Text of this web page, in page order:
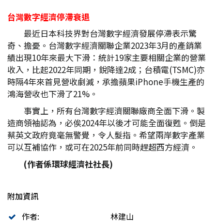
台灣數字經濟停滯衰退
最近日本科技界對台灣數字經濟發展停滯表示驚
奇、擔憂。台灣數字經濟關聯企業2023年3月的產銷業
績出現10年來最大下滑：統計19家主要相關企業的營業
收入，比起2022年同期，銳降達2成；台積電(TSMC)亦
時隔4年來首見營收劇減，承擔蘋果iPhone手機生產的
鴻海營收也下滑了21%。
事實上，所有台灣數字經濟關聯廠商全面下滑。製
造商領袖認為，必俟2024年以後才可能全面復甦。倒是
蔡英文政府竟毫無警覺，令人髮指。希望兩岸數字產業
可以互補協作，或可在2025年前同時趕超西方經濟。
(作者係環球經濟社社長)
附加資訊
作者:
林建山